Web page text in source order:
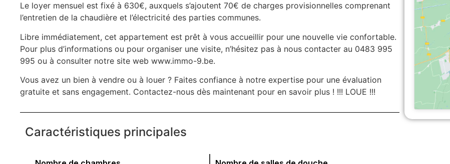
Le loyer mensuel est fixé à 630€, auxquels s’ajoutent 70€ de charges provisionnelles comprenant
l’entretien de la chaudière et l’électricité des parties communes.
Libre immédiatement, cet appartement est prêt à vous accueillir pour une nouvelle vie confortable.
Pour plus d’informations ou pour organiser une visite, n’hésitez pas à nous contacter au 0483 995
995 ou à consulter notre site web www.immo-9.be.
Vous avez un bien à vendre ou à louer ? Faites confiance à notre expertise pour une évaluation
gratuite et sans engagement. Contactez-nous dès maintenant pour en savoir plus ! !!! LOUE !!!
Caractéristiques principales